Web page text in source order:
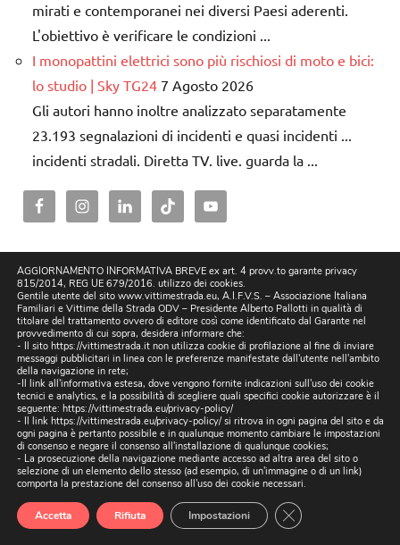
mirati e contemporanei nei diversi Paesi aderenti.
L'obiettivo è verificare le condizioni ...
I monopattini elettrici sono più rischiosi di moto e bici:
lo studio | Sky TG24 7 Agosto 2026
Gli autori hanno inoltre analizzato separatamente
23.193 segnalazioni di incidenti e quasi incidenti ...
incidenti stradali. Diretta TV. live. guarda la ...
FAI UNA DONAZIONE
AGGIORNAMENTO INFORMATIVA BREVE ex art. 4 provv.to garante privacy
815/2014, REG UE 679/2016. utilizzo dei cookies.
Gentile utente del sito www.vittimestrada.eu, A.I.F.V.S. – Associazione Italiana
Familiari e Vittime della Strada ODV – Presidente Alberto Pallotti in qualità di
titolare del trattamento ovvero di editore così come identificato dal Garante nel
provvedimento di cui sopra, desidera informare che:
- Il sito https://vittimestrada.it non utilizza cookie di profilazione al fine di inviare
messaggi pubblicitari in linea con le preferenze manifestate dall'utente nell'ambito
della navigazione in rete;
-Il link all'informativa estesa, dove vengono fornite indicazioni sull'uso dei cookie
tecnici e analytics, e la possibilità di scegliere quali specifici cookie autorizzare è il
seguente: https://vittimestrada.eu/privacy-policy/
- Il link https://vittimestrada.eu/privacy-policy/ si ritrova in ogni pagina del sito e da
ogni pagina è pertanto possibile e in qualunque momento cambiare le impostazioni
di consenso e negare il consenso all'installazione di qualunque cookies;
- La prosecuzione della navigazione mediante accesso ad altra area del sito o
selezione di un elemento dello stesso (ad esempio, di un'immagine o di un link)
comporta la prestazione del consenso all'uso dei cookie necessari.
Accetta Rifiuta Impostazioni Close GDPR